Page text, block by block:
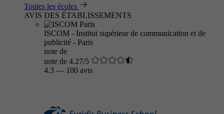
Toutes les écoles
AVIS DES ÉTABLISSEMENTS
ISCOM - Institut supérieur de communication et de
publicité - Paris
note de
note de 4.27/5
4.3 — 100 avis